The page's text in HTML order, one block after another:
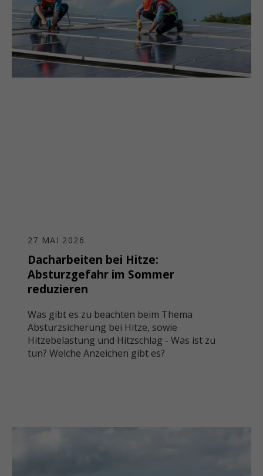
27 MAI 2026
Dacharbeiten bei Hitze:
Absturzgefahr im Sommer
reduzieren
Was gibt es zu beachten beim Thema
Absturzsicherung bei Hitze, sowie
Hitzebelastung und Hitzschlag - Was ist zu
tun? Welche Anzeichen gibt es?